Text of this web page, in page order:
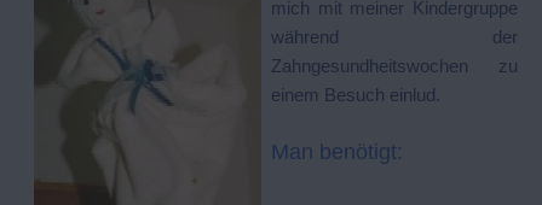
mich mit meiner Kindergruppe
während der
Zahngesundheitswochen zu
einem Besuch einlud.
Man benötigt: